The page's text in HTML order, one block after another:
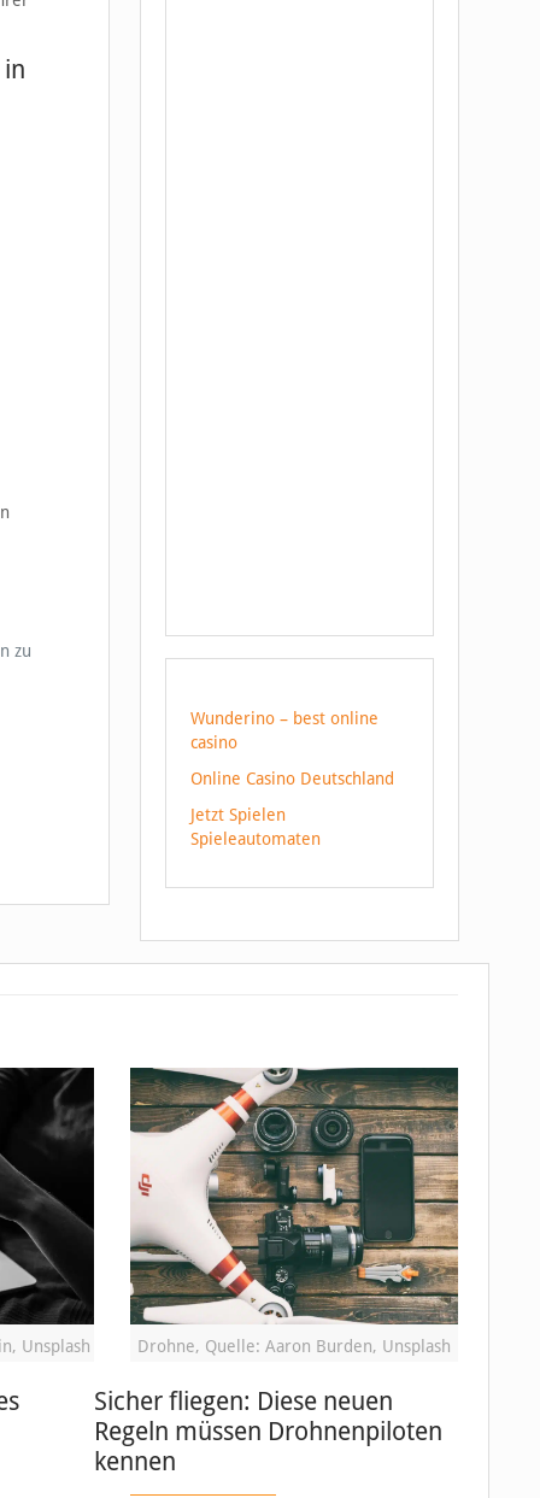
zu
Wunderino – best online
casino
Online Casino Deutschland
Jetzt Spielen
Spieleautomaten
Unsplash Drohne, Quelle: Aaron Burden, Unsplash
Sicher fliegen: Diese neuen
Regeln müssen Drohnenpiloten
kennen